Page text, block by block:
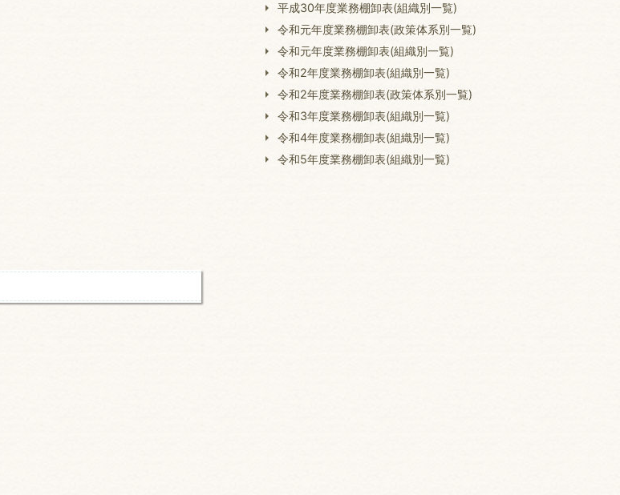
平成30年度業務棚卸表(組織別一覧)
令和元年度業務棚卸表(政策体系別一覧)
令和元年度業務棚卸表(組織別一覧)
令和2年度業務棚卸表(組織別一覧)
令和2年度業務棚卸表(政策体系別一覧)
令和3年度業務棚卸表(組織別一覧)
令和4年度業務棚卸表(組織別一覧)
令和5年度業務棚卸表(組織別一覧)